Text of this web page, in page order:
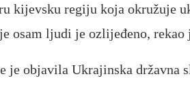
kijevsku regiju koja okružuje
osam ljudi je ozlijeđeno,
je objavila Ukrajinska državna